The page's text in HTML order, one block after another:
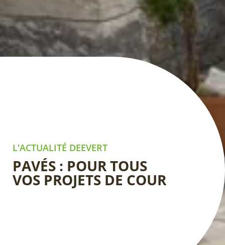
L'ACTUALITÉ DEEVERT
PAVÉS : POUR TOUS
VOS PROJETS DE COUR